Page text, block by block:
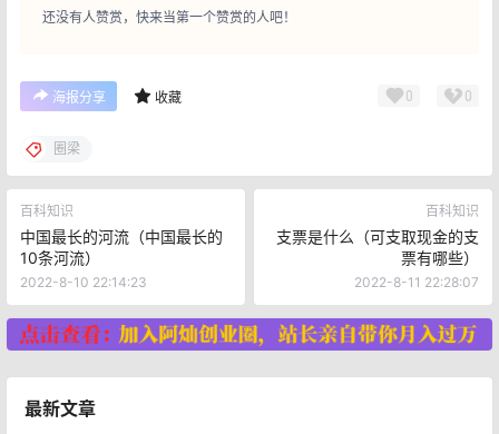
还没有人赞赏，快来当第一个赞赏的人吧！
海报分享 收藏 0 0
圈梁
百科知识
中国最长的河流（中国最长的
10条河流）
2022-8-10 22:14:23
百科知识
支票是什么（可支取现金的支
票有哪些）
2022-8-11 22:28:07
最新文章